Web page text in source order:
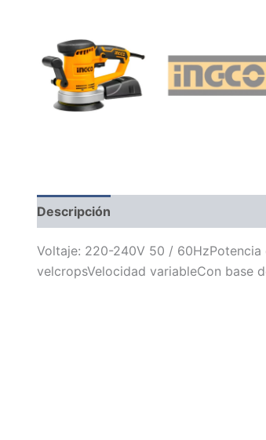
Descripción
Voltaje: 220-240V 50 / 60HzPotencia
velcropsVelocidad variableCon base